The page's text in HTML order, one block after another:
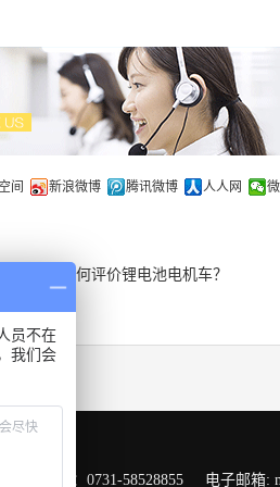
间 新浪微博 腾讯微博 人人网
外客户是如何评价锂电池电机车？
务热线：0731-58528855 电子邮箱:
员不在
我们会